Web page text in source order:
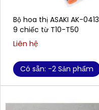
Bộ hoa thị ASAKI AK-0413
9 chiếc từ T10-T50
Liên hệ
Có sẵn: -2 Sản phẩm